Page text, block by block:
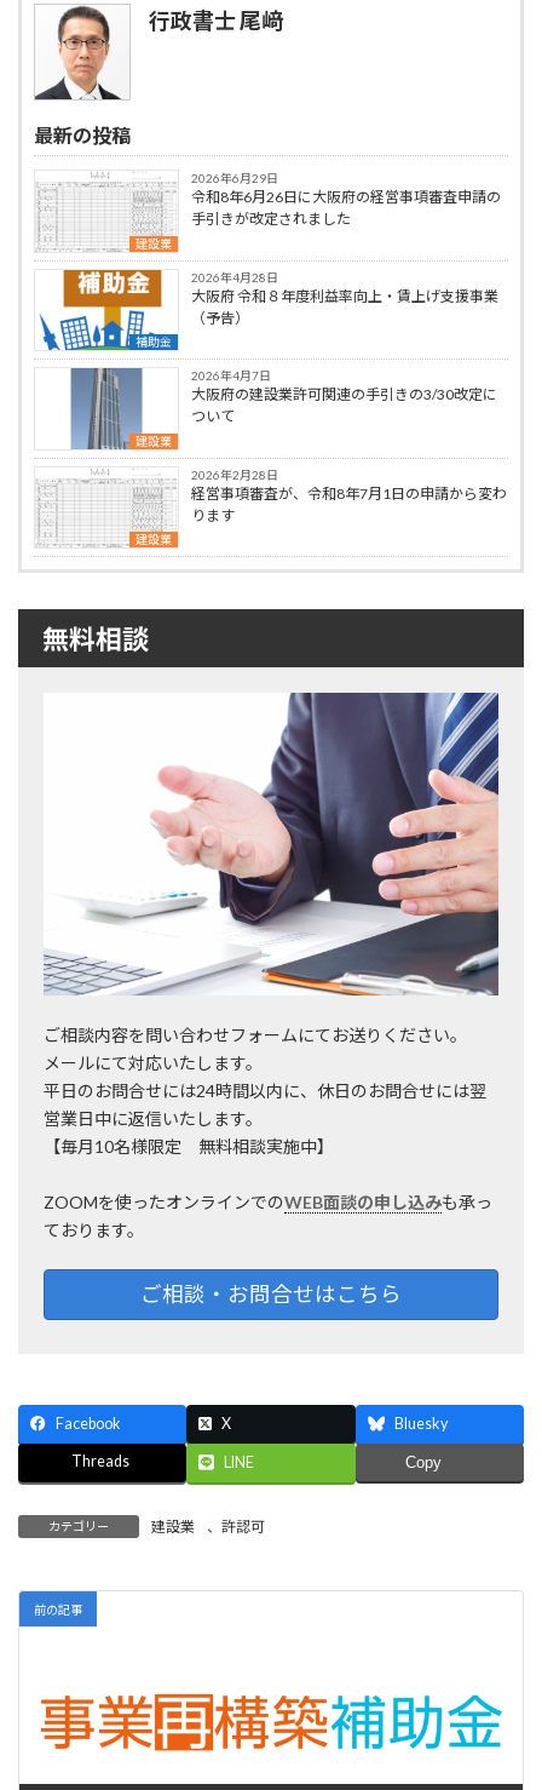
行政書士 尾﨑
最新の投稿
建設業
2026年6月29日
令和8年6月26日に大阪府の経営事項審査申請の
手引きが改定されました
補助金
2026年4月28日
大阪府 令和８年度利益率向上・賃上げ支援事業
（予告）
建設業
2026年4月7日
大阪府の建設業許可関連の手引きの3/30改定に
ついて
建設業
2026年2月28日
経営事項審査が、令和8年7月1日の申請から変わ
ります
無料相談
ご相談内容を問い合わせフォームにてお送りください。
メールにて対応いたします。
平日のお問合せには24時間以内に、休日のお問合せには翌
営業日中に返信いたします。
【毎月10名様限定 無料相談実施中】
ZOOMを使ったオンラインでのWEB面談の申し込みも承っ
ております。
ご相談・お問合せはこちら
Facebook X Bluesky
Threads LINE Copy
カテゴリー 建設業 、 許認可
前の記事